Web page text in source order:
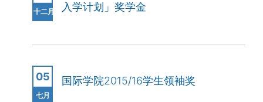
十二月
入学计划」奖学金
05
七月
国际学院2015/16学生领袖奖